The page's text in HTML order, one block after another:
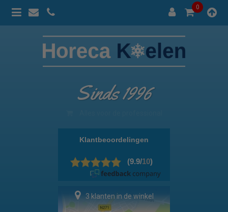
0
Sinds 1996
3 klanten in de winkel